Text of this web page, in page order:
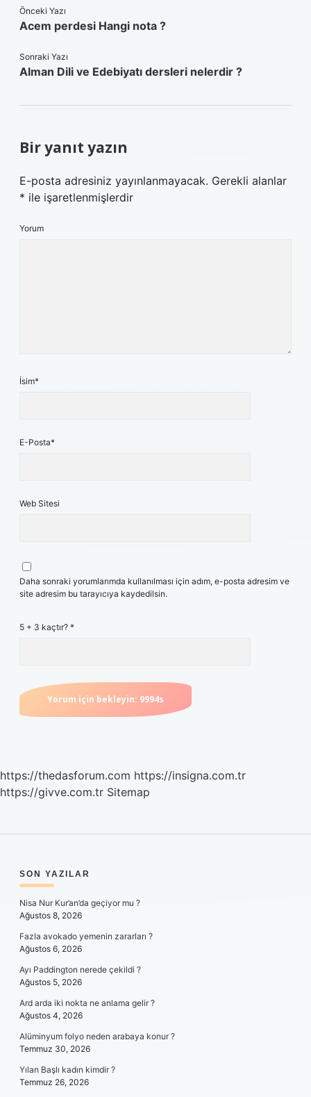
Önceki Yazı
Acem perdesi Hangi nota ?
Sonraki Yazı
Alman Dili ve Edebiyatı dersleri nelerdir ?
Bir yanıt yazın
E-posta adresiniz yayınlanmayacak. Gerekli alanlar
* ile işaretlenmişlerdir
Yorum
İsim*
E-Posta*
Web Sitesi
Daha sonraki yorumlarımda kullanılması için adım, e-posta adresim ve
site adresim bu tarayıcıya kaydedilsin.
5 + 3 kaçtır? *
https://thedasforum.com https://insigna.com.tr
https://givve.com.tr Sitemap
SIDEBAR
SON YAZILAR
Nisa Nur Kur’an’da geçiyor mu ?
Ağustos 8, 2026
Fazla avokado yemenin zararları ?
Ağustos 6, 2026
Ayı Paddington nerede çekildi ?
Ağustos 5, 2026
Ard arda iki nokta ne anlama gelir ?
Ağustos 4, 2026
Alüminyum folyo neden arabaya konur ?
Temmuz 30, 2026
Yılan Başlı kadın kimdir ?
Temmuz 26, 2026